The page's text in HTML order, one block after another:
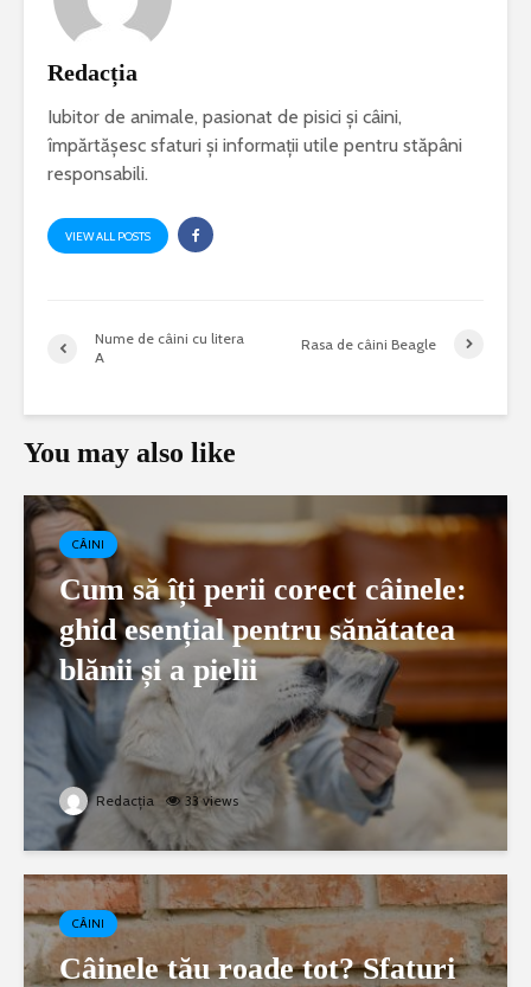
Redacția
Iubitor de animale, pasionat de pisici și câini,
împărtășesc sfaturi și informații utile pentru stăpâni
responsabili.
VIEW ALL POSTS
Nume de câini cu litera
A
Rasa de câini Beagle
You may also like
CÂINI
Cum să îți perii corect câinele:
ghid esențial pentru sănătatea
blănii și a pielii
Redacția 33 views
CÂINI
Câinele tău roade tot? Sfaturi